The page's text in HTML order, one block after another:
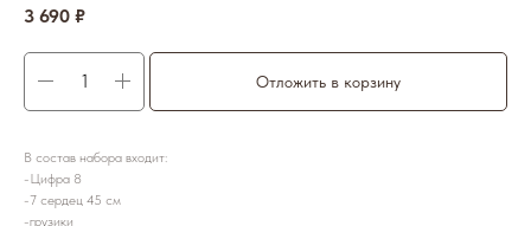
3 690 ₽
Отложить в корзину
В состав набора входит:
-Цифра 8
-7 сердец 45 см
-грузики